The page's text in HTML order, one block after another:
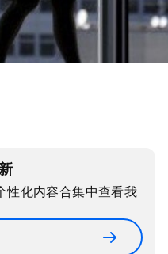
性化内容合集中查看我